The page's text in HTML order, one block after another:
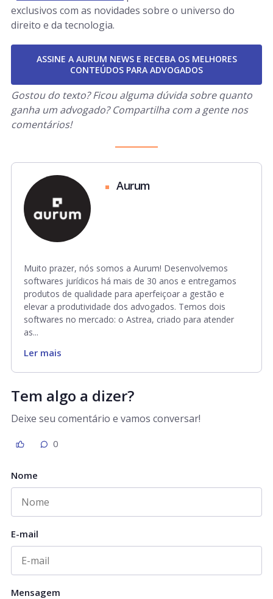
exclusivos com as novidades sobre o universo do
direito e da tecnologia.
ASSINE A AURUM NEWS E RECEBA OS MELHORES
CONTEÚDOS PARA ADVOGADOS
Gostou do texto? Ficou alguma dúvida sobre quanto
ganha um advogado? Compartilha com a gente nos
comentários!
Aurum
Muito prazer, nós somos a Aurum! Desenvolvemos
softwares jurídicos há mais de 30 anos e entregamos
produtos de qualidade para aperfeiçoar a gestão e
elevar a produtividade dos advogados. Temos dois
softwares no mercado: o Astrea, criado para atender
as...
Ler mais
Tem algo a dizer?
Deixe seu comentário e vamos conversar!
0
Nome
E-mail
Mensagem